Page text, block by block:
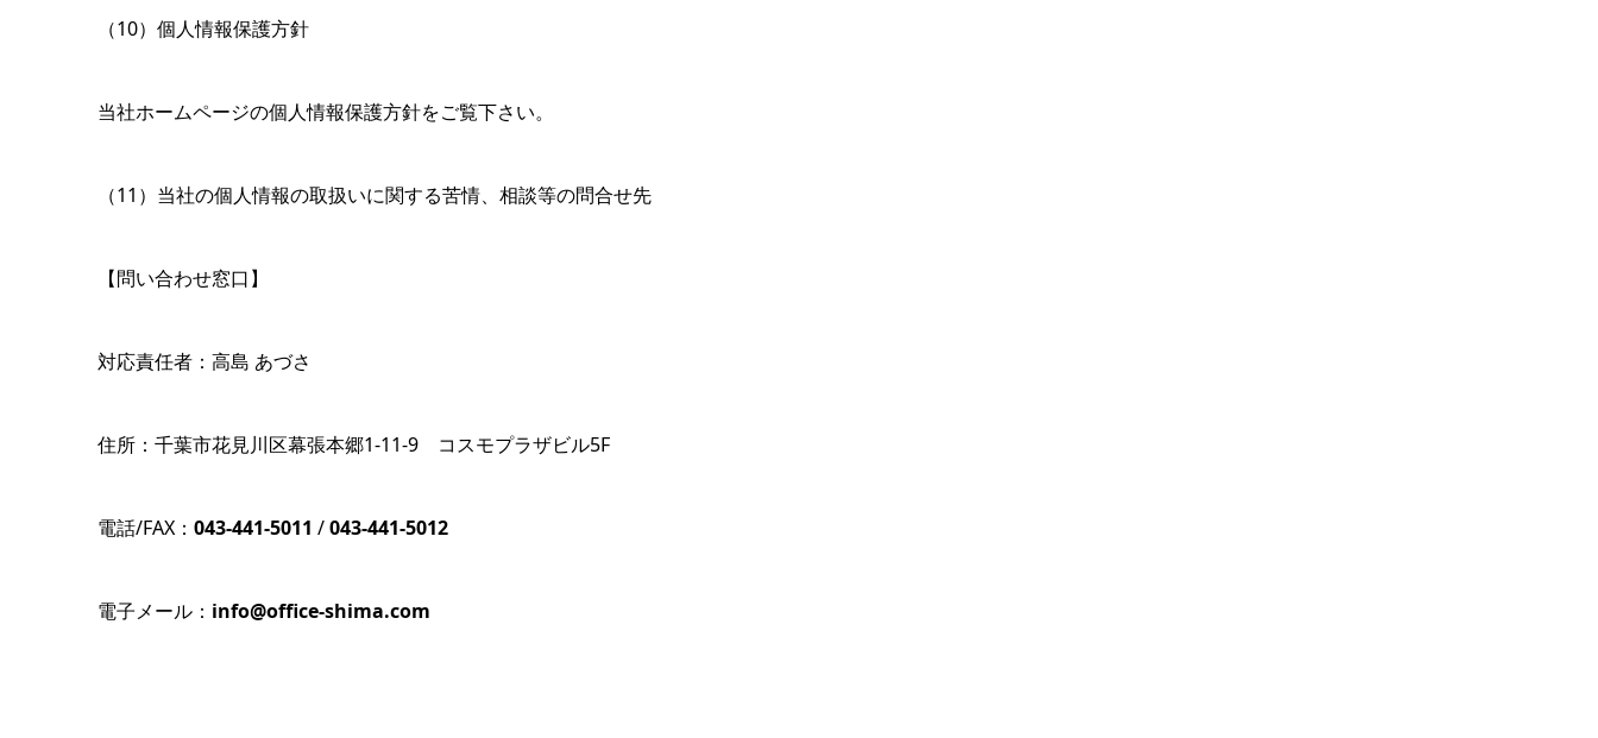
（10）個人情報保護方針
当社ホームページの個人情報保護方針をご覧下さい。
（11）当社の個人情報の取扱いに関する苦情、相談等の問合せ先
【問い合わせ窓口】
対応責任者：高島 あづさ
住所：千葉市花見川区幕張本郷1-11-9 コスモプラザビル5F
電話/FAX： 043-441-5011 /043-441-5012
電子メール： info@office-shima.com